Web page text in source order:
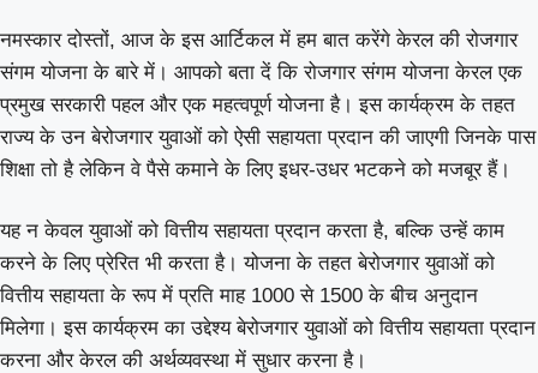
नमस्कार दोस्तों, आज के इस आर्टिकल में हम बात करेंगे केरल की रोजगार
संगम योजना के बारे में। आपको बता दें कि रोजगार संगम योजना केरल एक
प्रमुख सरकारी पहल और एक महत्वपूर्ण योजना है। इस कार्यक्रम के तहत
राज्य के उन बेरोजगार युवाओं को ऐसी सहायता प्रदान की जाएगी जिनके पास
शिक्षा तो है लेकिन वे पैसे कमाने के लिए इधर-उधर भटकने को मजबूर हैं।
यह न केवल युवाओं को वित्तीय सहायता प्रदान करता है, बल्कि उन्हें काम
करने के लिए प्रेरित भी करता है। योजना के तहत बेरोजगार युवाओं को
वित्तीय सहायता के रूप में प्रति माह 1000 से 1500 के बीच अनुदान
मिलेगा। इस कार्यक्रम का उद्देश्य बेरोजगार युवाओं को वित्तीय सहायता प्रदान
करना और केरल की अर्थव्यवस्था में सुधार करना है।